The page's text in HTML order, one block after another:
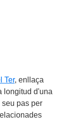
Ter, enllaça
longitud d'una
seu pas per